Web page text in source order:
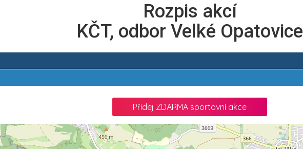
Rozpis akcí
KČT, odbor Velké Opatovice
Přidej ZDARMA sportovní akce